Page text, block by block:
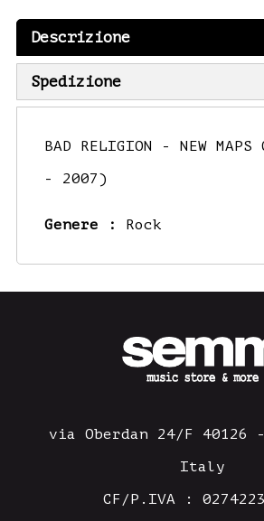
Descrizione
Spedizione
BAD RELIGION - NEW
- 2007)
Genere : Rock
via Oberdan 24/F 40126
Italy
CF/P.IVA :